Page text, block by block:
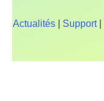
Actualités| Support|